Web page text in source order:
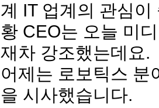
계 IT 업계의 관심
황 CEO는 오늘 미
재차 강조했는데요.
어제는 로보틱스 분
을 시사했습니다.